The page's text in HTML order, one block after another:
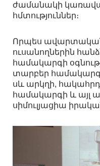
ժամանակի
հմտություններ։
Որպես
ուսանողներին
համակարգի
տարբեր
սև արկղի,
համակարգի և այլ
սիմուլյացիա